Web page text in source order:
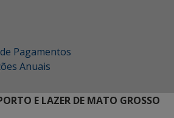
Pagamentos
Anuais
E LAZER DE MATO GROSSO